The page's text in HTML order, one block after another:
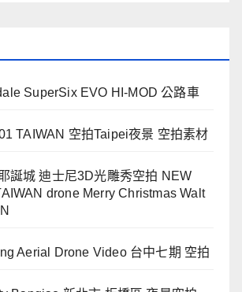
SuperSix EVO HI-MOD 公路車
TAIWAN 空拍Taipei夜景 空拍素材
誕城 迪士尼3D光雕秀空拍 NEW
drone Merry Christmas Walt
Aerial Drone Video 台中七期 空拍